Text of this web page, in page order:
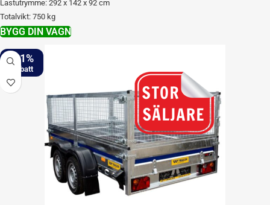
Lastutrymme: 292 x 142 x 92 cm
Totalvikt: 750 kg
BYGG DIN VAGN
-21%